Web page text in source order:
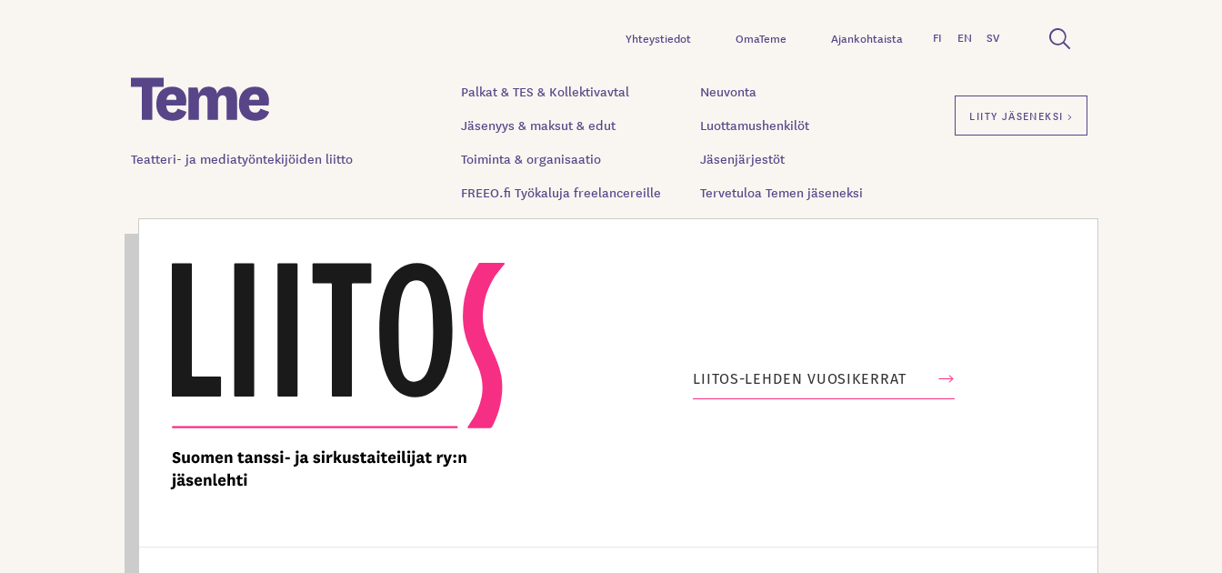
Yhteystiedot OmaTeme Ajankohtaista FI EN SV
Teatteri- ja mediatyöntekijöiden liitto
Palkat & TES & Kollektivavtal
Neuvonta
Jäsenyys & maksut & edut
Luottamushenkilöt
Toiminta & organisaatio
Jäsenjärjestöt
FREEO.fi Työkaluja freelancereille
Tervetuloa Temen jäseneksi
LIITY JÄSENEKSI >
LIITOS-LEHDEN VUOSIKERRAT